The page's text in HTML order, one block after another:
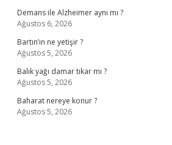
Demans ile Alzheimer aynı mı ?
Ağustos 6, 2026
Bartın’ın ne yetişir ?
Ağustos 5, 2026
Balık yağı damar tıkar mı ?
Ağustos 5, 2026
Baharat nereye konur ?
Ağustos 5, 2026